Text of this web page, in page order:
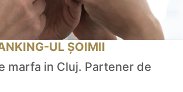
UL ȘOIMII
marfa in Cluj. Partener de